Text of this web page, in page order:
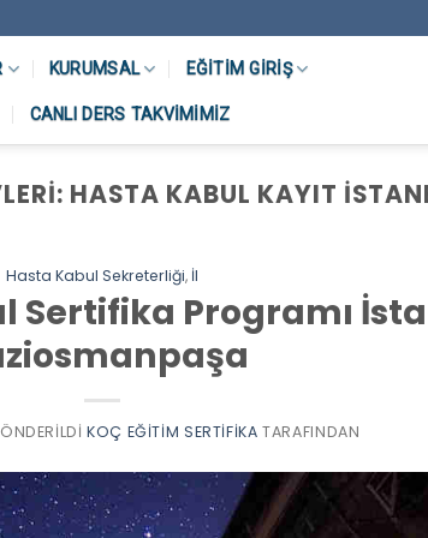
KURUMSAL EĞITIM GIRIŞ
CANLI DERS TAKVIMIMIZ
HASTA KABUL KAYIT
Hasta Kabul Sekreterliği, İl
Sertifika Programı
KOÇ EĞITIM SERTIFIKA TARAFINDAN